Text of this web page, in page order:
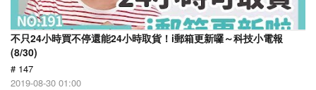
不只24小時買不停還能24小時取貨！i郵箱更新囉～科技小電報
(8/30)
# 147
2019-08-30 01:00